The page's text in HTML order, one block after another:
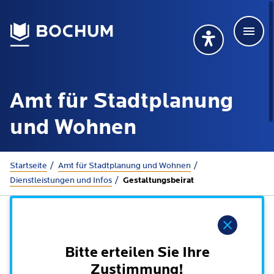
Übersetzung
Deutsch
Amt für Stadtplanung
und Wohnen
Startseite
Amt für Stadtplanung und Wohnen
Dienstleistungen und Infos
Gestaltungsbeirat
Bitte erteilen Sie Ihre
Zustimmung!
Übersetzung wählen (öffnet sich in Google
Deutsch
115 anrufen
Rathaus
Online-Terminbuchung
Dienstleistungen nach Lebenslagen